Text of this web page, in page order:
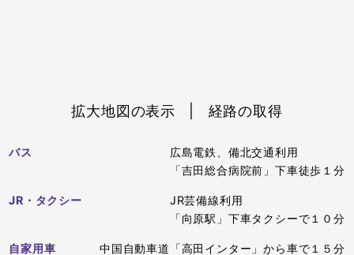
拡大地図の表示 経路の取得
バス
広島電鉄、備北交通利用
「吉田総合病院前」下車徒歩１分
JR・タクシー
JR芸備線利用
「向原駅」下車タクシーで１０分
自家用車 中国自動車道「高田インター」から車で１５分